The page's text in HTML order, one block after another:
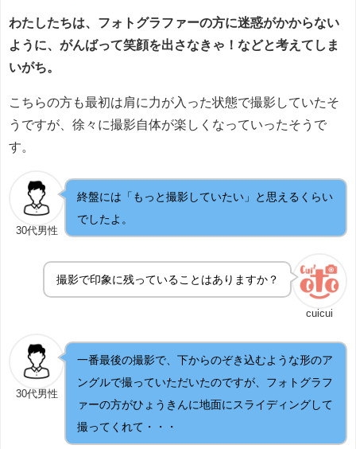
わたしたちは、フォトグラファーの方に迷惑がかからない
ように、がんばって笑顔を出さなきゃ！などと考えてしま
いがち。
こちらの方も最初は肩に力が入った状態で撮影していたそ
うですが、徐々に撮影自体が楽しくなっていったそうで
す。
30代男性
終盤には「もっと撮影していたい」と思えるくらい
でしたよ。
cuicui
撮影で印象に残っていることはありますか？
30代男性
一番最後の撮影で、下からのぞき込むような形のア
ングルで撮っていただいたのですが、フォトグラフ
ァーの方がひょうきんに地面にスライディングして
撮ってくれて・・・